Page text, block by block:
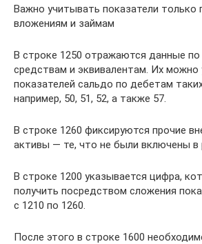
Важно учитывать показатели только
вложениям и займам
В строке 1250 отражаются данные
средствам и эквивалентам. Их можно
показателей сальдо по дебетам
например, 50, 51, 52, а также 57.
В строке 1260 фиксируются прочие
активы — те, что не были включены в
В строке 1200 указывается цифра,
получить посредством сложения
с 1210 по 1260.
После этого в строке 1600